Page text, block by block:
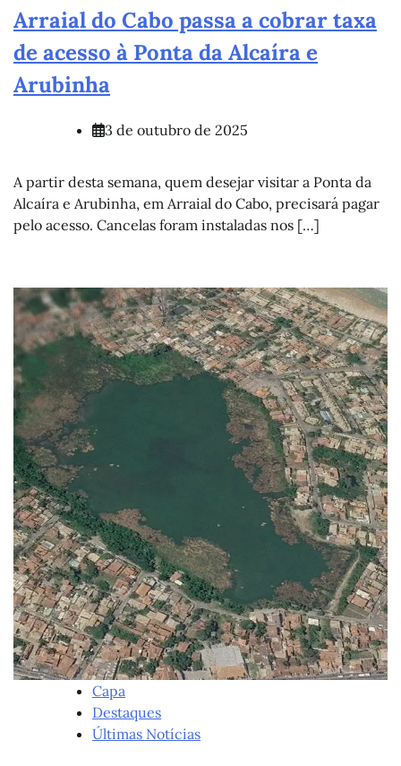
Arraial do Cabo passa a cobrar taxa
de acesso à Ponta da Alcaíra e
Arubinha
3 de outubro de 2025
A partir desta semana, quem desejar visitar a Ponta da
Alcaíra e Arubinha, em Arraial do Cabo, precisará pagar
pelo acesso. Cancelas foram instaladas nos […]
Capa
Destaques
Últimas Notícias